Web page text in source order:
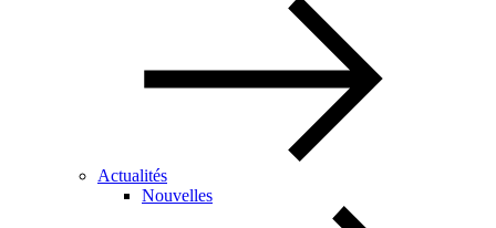
Actualités
Nouvelles